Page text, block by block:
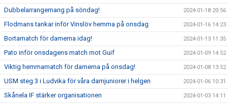
Dubbelarrangemang på söndag! 2024-01-18 20:56
Flodmans tankar inför Vinslöv hemma på onsdag 2024-01-16 14:23
Bortamatch för damerna idag! 2024-01-13 11:35
Pato inför onsdagens match mot Guif 2024-01-09 14:52
Viktig hemmamatch för damerna på onsdag! 2024-01-08 13:52
USM steg 3 i Ludvika för våra damjuniorer i helgen 2024-01-06 10:31
Skånela IF stärker organisationen 2024-01-03 14:11